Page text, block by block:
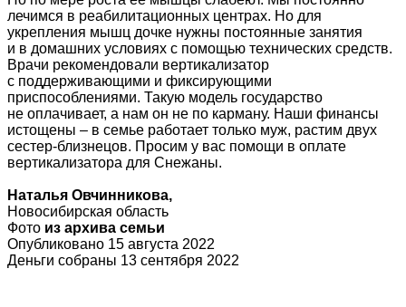
лечимся в реабилитационных центрах. Но для
укрепления мышц дочке нужны постоянные занятия
и в домашних условиях с помощью технических средств.
Врачи рекомендовали вертикализатор
с поддерживающими и фиксирующими
приспособлениями. Такую модель государство
не оплачивает, а нам он не по карману. Наши финансы
истощены – в семье работает только муж, растим двух
сестер-близнецов. Просим у вас помощи в оплате
вертикализатора для Снежаны.
Наталья Овчинникова,
Новосибирская область
Фото из архива семьи
Опубликовано 15 августа 2022
Деньги собраны 13 сентября 2022